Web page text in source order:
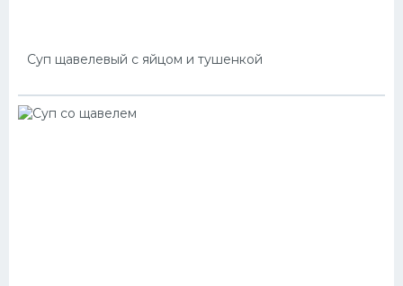
Суп щавелевый с яйцом и тушенкой